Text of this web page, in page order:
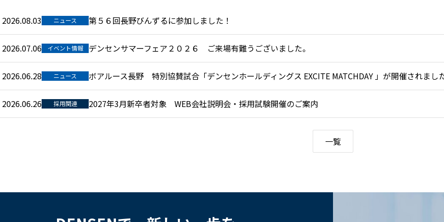
2026.08.03 ニュース 第５６回長野びんずるに参加しました！
2026.07.06 イベント情報 デンセンサマーフェア２０２６ ご来場有難うございました。
2026.06.28 ニュース ボアルース長野 特別協賛試合「デンセンホールディングス EXCITE MATCHDAY 」が開催されまし
2026.06.26 採用関連 2027年3月新卒者対象 WEB会社説明会・採用試験開催のご案内
一覧